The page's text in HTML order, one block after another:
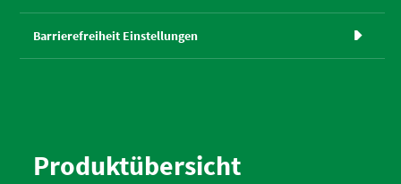
Barrierefreiheit Einstellungen 
Produktübersicht